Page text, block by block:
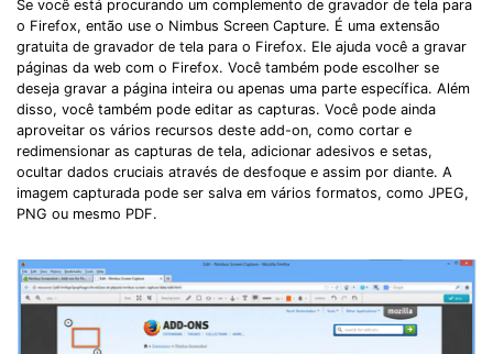
Se você está procurando um complemento de gravador de tela para
o Firefox, então use o Nimbus Screen Capture. É uma extensão
gratuita de gravador de tela para o Firefox. Ele ajuda você a gravar
páginas da web com o Firefox. Você também pode escolher se
deseja gravar a página inteira ou apenas uma parte específica. Além
disso, você também pode editar as capturas. Você pode ainda
aproveitar os vários recursos deste add-on, como cortar e
redimensionar as capturas de tela, adicionar adesivos e setas,
ocultar dados cruciais através de desfoque e assim por diante. A
imagem capturada pode ser salva em vários formatos, como JPEG,
PNG ou mesmo PDF.